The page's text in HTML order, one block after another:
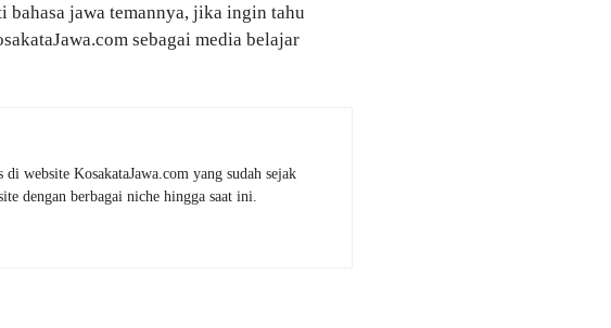
jawa temannya, jika ingin tahu
sebagai media belajar
di website KosakataJawa.com yang sudah sejak
dengan berbagai niche hingga saat ini.